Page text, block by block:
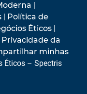
|
| Política de
Éticos |
da
minhas
Éticos – Spectris